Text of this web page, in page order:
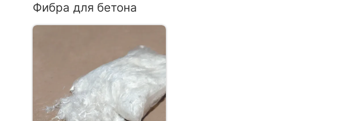
Фибра для бетона